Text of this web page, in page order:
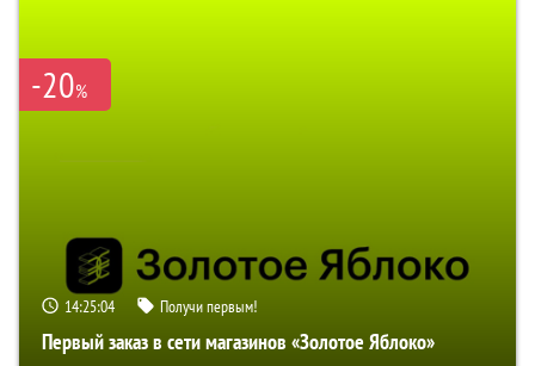
-20%
14:25:02 Получи первым!
Первый заказ в сети магазинов «Золотое Яблоко»